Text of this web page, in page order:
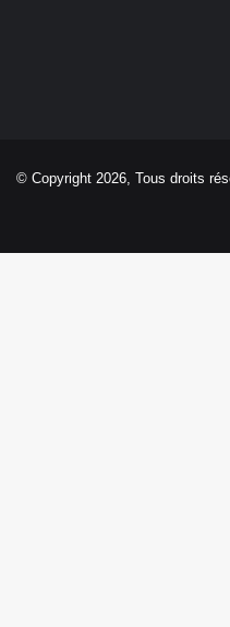
© Copyright 2026, Tous droits